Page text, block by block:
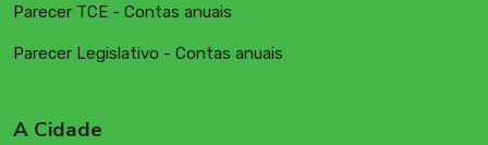
Parecer TCE - Contas anuais
Parecer Legislativo - Contas anuais
A Cidade